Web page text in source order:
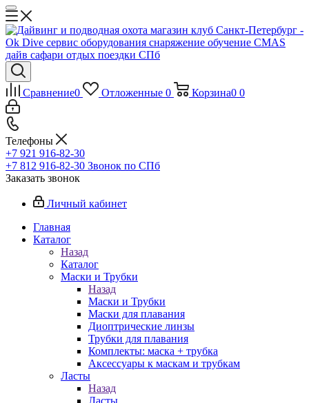
Сравнение0 Отложенные 0 Корзина0 0
Телефоны
+7 921 916-82-30
+7 812 916-82-30 Звонок по СПб
Заказать звонок
Личный кабинет
Главная
Каталог
Назад
Каталог
Маски и Трубки
Назад
Маски и Трубки
Маски для плавания
Диоптрические линзы
Трубки для плавания
Комплекты: маска + трубка
Аксессуары к маскам и трубкам
Ласты
Назад
Ласты